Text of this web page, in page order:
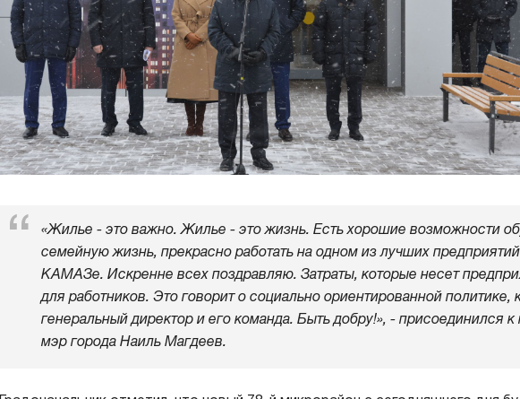
«Жилье - это важно. Жилье - это жизнь. Есть хорошие возможности
семейную жизнь, прекрасно работать на одном из лучших
КАМАЗе. Искренне всех поздравляю. Затраты, которые несет
для работников. Это говорит о социально ориентированной политике,
генеральный директор и его команда. Быть добру!», - присоединился
мэр города Наиль Магдеев.